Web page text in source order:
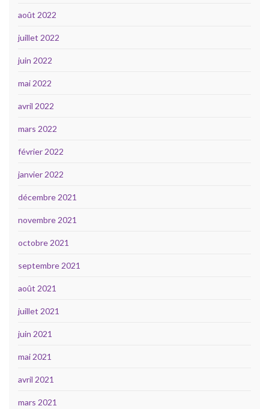
août 2022
juillet 2022
juin 2022
mai 2022
avril 2022
mars 2022
février 2022
janvier 2022
décembre 2021
novembre 2021
octobre 2021
septembre 2021
août 2021
juillet 2021
juin 2021
mai 2021
avril 2021
mars 2021